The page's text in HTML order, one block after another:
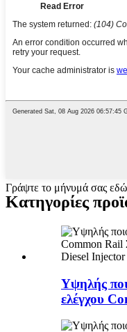
Γράψτε το μήνυμά σας εδώ
Κατηγορίες
Υψηλής
ελέγχου